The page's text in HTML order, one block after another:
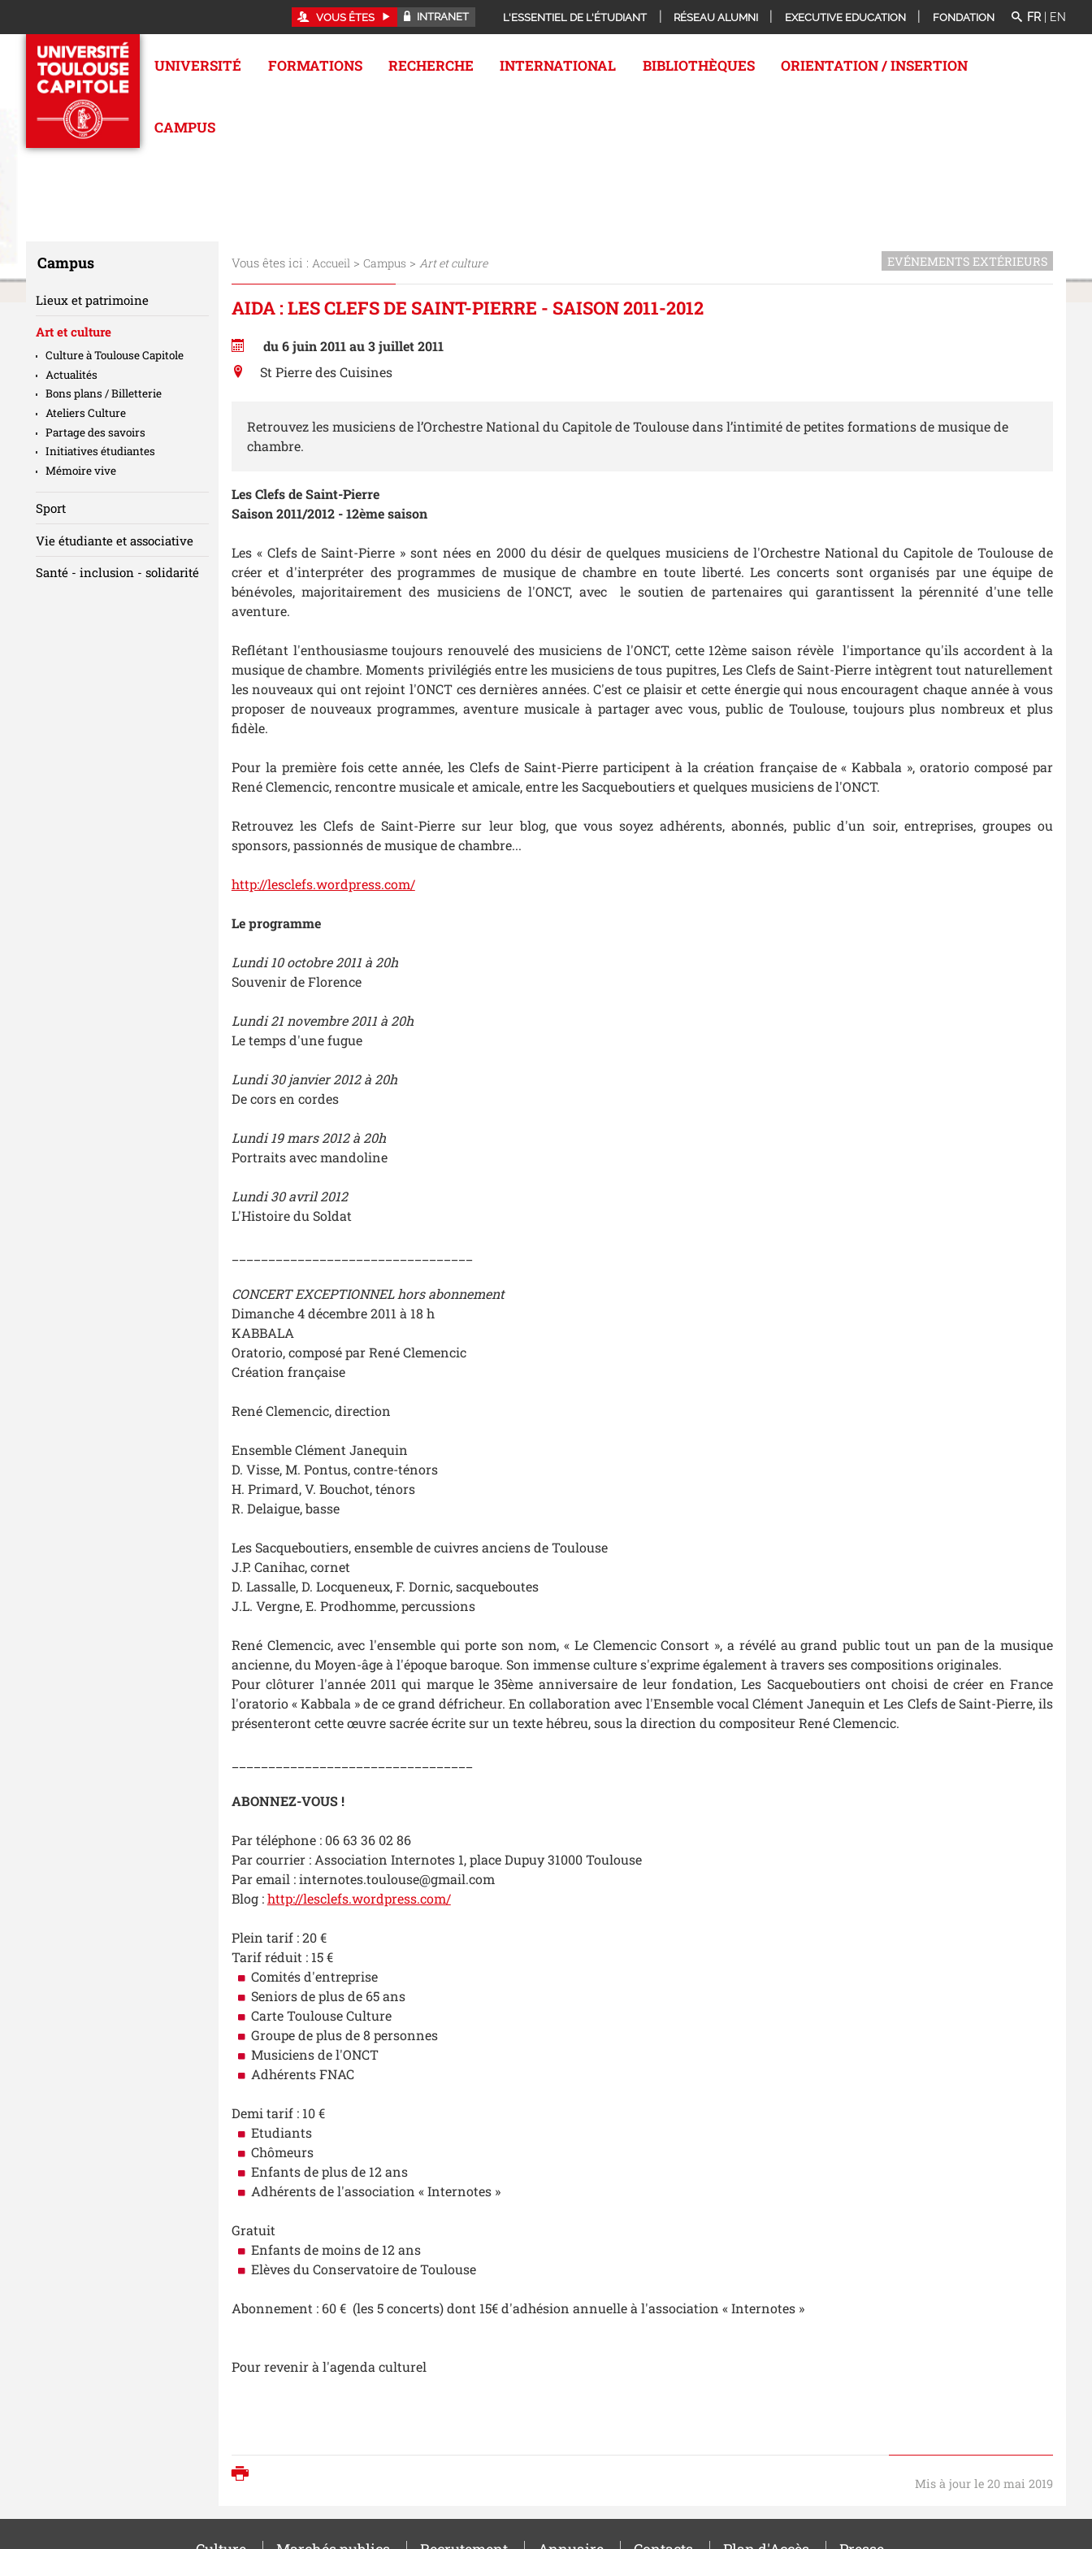
VOUS ÊTES INTRANET L'ESSENTIEL DE L'ÉTUDIANT RÉSEAU ALUMNI EXECUTIVE EDUCATION FONDATION FR EN
UNIVERSITÉ FORMATIONS RECHERCHE INTERNATIONAL BIBLIOTHÈQUES ORIENTATION / INSERTION
CAMPUS
Vous êtes ici : Accueil> Campus > Art et culture EVÉNEMENTS EXTÉRIEURS
AIDA : LES CLEFS DE SAINT-PIERRE - SAISON 2011-2012
du 6 juin 2011 au 3 juillet 2011
St Pierre des Cuisines
Retrouvez les musiciens de l’Orchestre National du Capitole de Toulouse dans l’intimité de petites formations de musique de
chambre.
Les Clefs de Saint-Pierre
Saison 2011/2012 - 12ème saison
Les « Clefs de Saint-Pierre » sont nées en 2000 du désir de quelques musiciens de l'Orchestre National du Capitole de Toulouse de
créer et d'interpréter des programmes de musique de chambre en toute liberté. Les concerts sont organisés par une équipe de
bénévoles, majoritairement des musiciens de l'ONCT, avec le soutien de partenaires qui garantissent la pérennité d'une telle
aventure.
Reflétant l'enthousiasme toujours renouvelé des musiciens de l'ONCT, cette 12ème saison révèle l'importance qu'ils accordent à la
musique de chambre. Moments privilégiés entre les musiciens de tous pupitres, Les Clefs de Saint-Pierre intègrent tout naturellement
les nouveaux qui ont rejoint l'ONCT ces dernières années. C'est ce plaisir et cette énergie qui nous encouragent chaque année à vous
proposer de nouveaux programmes, aventure musicale à partager avec vous, public de Toulouse, toujours plus nombreux et plus
fidèle.
Pour la première fois cette année, les Clefs de Saint-Pierre participent à la création française de « Kabbala », oratorio composé par
René Clemencic, rencontre musicale et amicale, entre les Sacqueboutiers et quelques musiciens de l'ONCT.
Retrouvez les Clefs de Saint-Pierre sur leur blog, que vous soyez adhérents, abonnés, public d'un soir, entreprises, groupes ou
sponsors, passionnés de musique de chambre...
http://lesclefs.wordpress.com/
Le programme
Lundi 10 octobre 2011 à 20h
Souvenir de Florence
Lundi 21 novembre 2011 à 20h
Le temps d'une fugue
Lundi 30 janvier 2012 à 20h
De cors en cordes
Lundi 19 mars 2012 à 20h
Portraits avec mandoline
Lundi 30 avril 2012
L'Histoire du Soldat
CONCERT EXCEPTIONNEL hors abonnement
Dimanche 4 décembre 2011 à 18 h
KABBALA
Oratorio, composé par René Clemencic
Création française
René Clemencic, direction
Ensemble Clément Janequin
D. Visse, M. Pontus, contre-ténors
H. Primard, V. Bouchot, ténors
R. Delaigue, basse
Les Sacqueboutiers, ensemble de cuivres anciens de Toulouse
J.P. Canihac, cornet
D. Lassalle, D. Locqueneux, F. Dornic, sacqueboutes
J.L. Vergne, E. Prodhomme, percussions
René Clemencic, avec l'ensemble qui porte son nom, « Le Clemencic Consort », a révélé au grand public tout un pan de la musique
ancienne, du Moyen-âge à l'époque baroque. Son immense culture s'exprime également à travers ses compositions originales.
Pour clôturer l'année 2011 qui marque le 35ème anniversaire de leur fondation, Les Sacqueboutiers ont choisi de créer en France
l'oratorio « Kabbala » de ce grand défricheur. En collaboration avec l'Ensemble vocal Clément Janequin et Les Clefs de Saint-Pierre, ils
présenteront cette œuvre sacrée écrite sur un texte hébreu, sous la direction du compositeur René Clemencic.
ABONNEZ-VOUS !
Par téléphone : 06 63 36 02 86
Par courrier : Association Internotes 1, place Dupuy 31000 Toulouse
Par email : internotes.toulouse@gmail.com
Blog :http://lesclefs.wordpress.com/
Plein tarif : 20 €
Tarif réduit : 15 €
Comités d'entreprise
Seniors de plus de 65 ans
Carte Toulouse Culture
Groupe de plus de 8 personnes
Musiciens de l'ONCT
Adhérents FNAC
Demi tarif : 10 €
Etudiants
Chômeurs
Enfants de plus de 12 ans
Adhérents de l'association « Internotes »
Gratuit
Enfants de moins de 12 ans
Elèves du Conservatoire de Toulouse
Abonnement : 60 € (les 5 concerts) dont 15€ d'adhésion annuelle à l'association « Internotes »
Pour revenir àl'agenda culturel
Mis à jour le 20 mai 2019
Campus
Lieux et patrimoine
Art et culture
Culture à Toulouse Capitole
Actualités
Bons plans / Billetterie
Ateliers Culture
Partage des savoirs
Initiatives étudiantes
Mémoire vive
Sport
Vie étudiante et associative
Santé - inclusion - solidarité